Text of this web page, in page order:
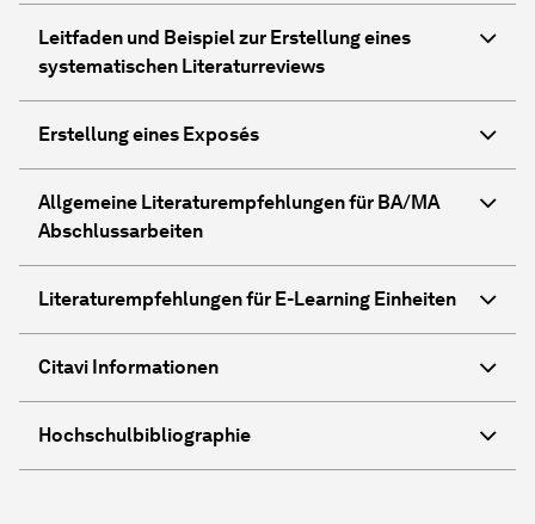
Leitfaden und Beispiel zur Erstellung eines
systematischen Literaturreviews
Erstellung eines Exposés
Allgemeine Literaturempfehlungen für BA/MA
Abschlussarbeiten
Literaturempfehlungen für E-Learning Einheiten
Citavi Informationen
Hochschulbibliographie